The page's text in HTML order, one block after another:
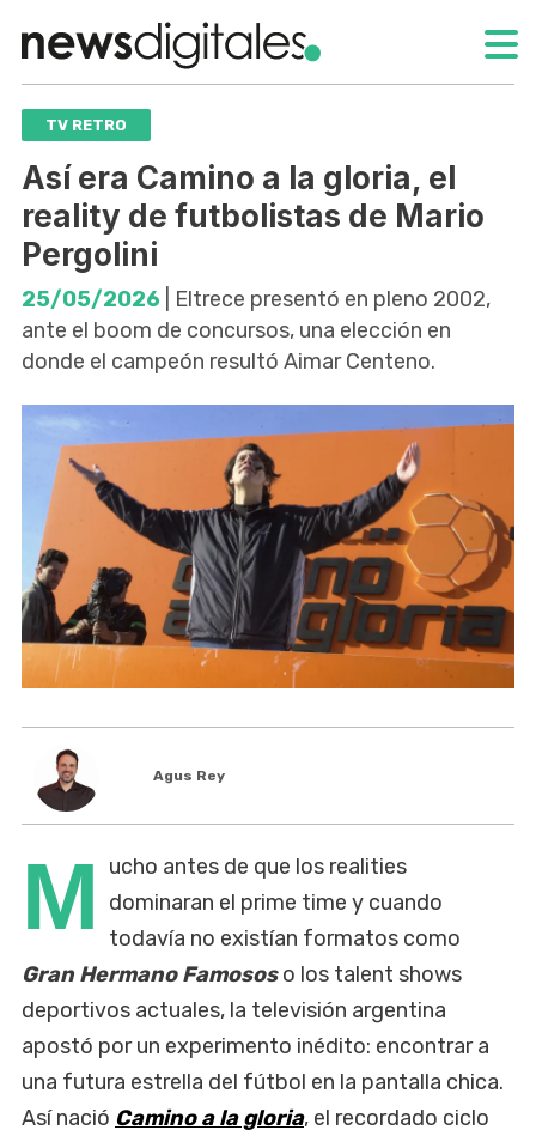
TV RETRO
Así era Camino a la gloria, el
reality de futbolistas de Mario
Pergolini
25/05/2026 | Eltrece presentó en pleno 2002,
ante el boom de concursos, una elección en
donde el campeón resultó Aimar Centeno.
Agus Rey
M
ucho antes de que los realities
dominaran el prime time y cuando
todavía no existían formatos como
Gran Hermano Famososo los talent shows
deportivos actuales, la televisión argentina
apostó por un experimento inédito: encontrar a
una futura estrella del fútbol en la pantalla chica.
Así nació Camino a la gloria, el recordado ciclo